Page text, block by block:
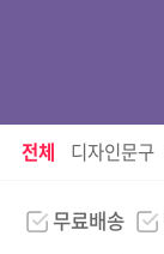
전체 디자인문구
무료배송